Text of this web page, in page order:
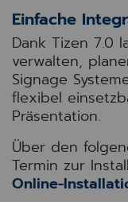
Einfache
Dank Tizen 7.0
verwalten,
Signage
flexibel
Präsentation.
Über den
Termin zur
Online-